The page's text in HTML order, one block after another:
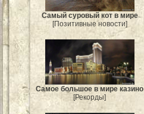
Самый суровый кот в мире
[Позитивные новости]
Самое большое в мире казино
[Рекорды]